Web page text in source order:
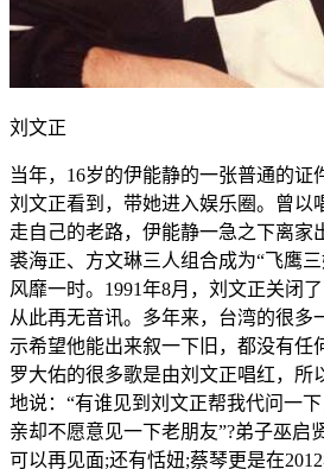
刘文正
当年，16岁的伊能静的一张普通的证
刘文正看到，带她进入娱乐圈。曾以
走自己的老路，伊能静一急之下离家
裘海正、方文琳三人组合成为“飞鹰
风靡一时。1991年8月，刘文正关闭
从此再无音讯。多年来，台湾的很多
示希望他能出来叙一下旧，都没有任
罗大佑的很多歌是由刘文正唱红，所
地说：“有谁见到刘文正帮我代问一
亲却不愿意见一下老朋友”?弟子巫启
可以再见面;还有恬妞;蔡琴更是在